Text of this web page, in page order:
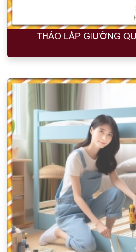
THÁO LẮP GIƯỜNG